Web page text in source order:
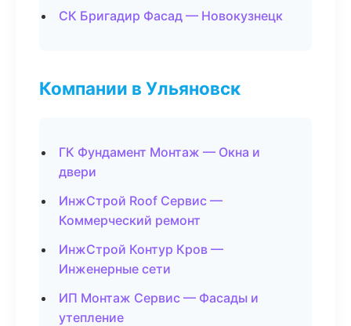
СК Бригадир Фасад — Новокузнецк
Компании в Ульяновск
ГК Фундамент Монтаж — Окна и
двери
ИнжСтрой Roof Сервис —
Коммерческий ремонт
ИнжСтрой Контур Кров —
Инженерные сети
ИП Монтаж Сервис — Фасады и
утепление